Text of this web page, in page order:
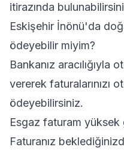
itirazında
Eskişehir İnönü'da
ödeyebilir miyim?
Bankanız aracılığıyla
vererek faturalarınızı
ödeyebilirsiniz.
Esgaz faturam yüksek
Faturanız